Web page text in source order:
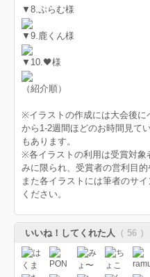
▼8.ぷらむ様
▼9.鹿くん様
▼10.🖤様
（紹介順）
※イラストの作成には大会後に
から1-2週間ほどのお時間見て
もあります。
※各イラストの利用は受賞対象
みに限られ、受賞者の営利目的
また各イラストには筆者のサ
ください。
いいね！してくれた人 （ 56 ）